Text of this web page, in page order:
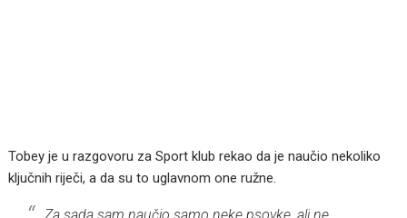
Tobey je u razgovoru za Sport klub rekao da je naučio nekoliko
ključnih riječi, a da su to uglavnom one ružne.